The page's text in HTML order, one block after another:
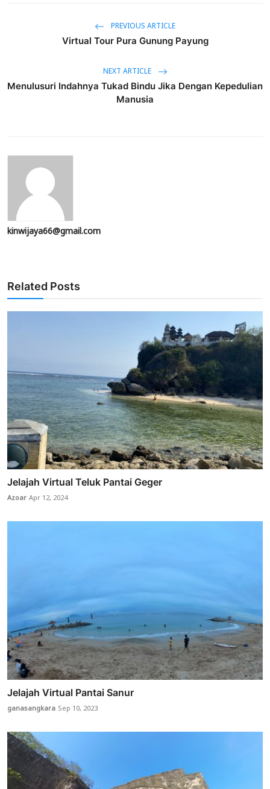
PREVIOUS ARTICLE
Virtual Tour Pura Gunung Payung
NEXT ARTICLE
Menulusuri Indahnya Tukad Bindu Jika Dengan Kepedulian
Manusia
kinwijaya66@gmail.com
Related Posts
Jelajah Virtual Teluk Pantai Geger
AzoarApr 12, 2024
Jelajah Virtual Pantai Sanur
ganasangkara Sep 10, 2023